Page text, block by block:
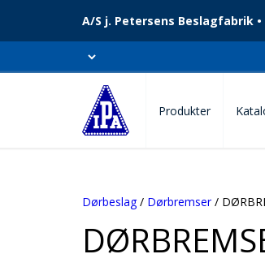
A/S j. Petersens Beslagfabrik
Produkter
Dørbeslag/ Dørbremser/